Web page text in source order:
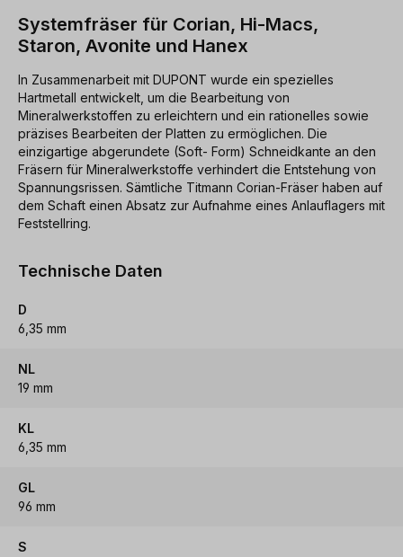
Systemfräser für Corian, Hi-Macs,
Staron, Avonite und Hanex
In Zusammenarbeit mit DUPONT wurde ein spezielles
Hartmetall entwickelt, um die Bearbeitung von
Mineralwerkstoffen zu erleichtern und ein rationelles sowie
präzises Bearbeiten der Platten zu ermöglichen. Die
einzigartige abgerundete (Soft- Form) Schneidkante an den
Fräsern für Mineralwerkstoffe verhindert die Entstehung von
Spannungsrissen. Sämtliche Titmann Corian-Fräser haben auf
dem Schaft einen Absatz zur Aufnahme eines Anlauflagers mit
Feststellring.
Technische Daten
D
6,35 mm
NL
19 mm
KL
6,35 mm
GL
96 mm
S